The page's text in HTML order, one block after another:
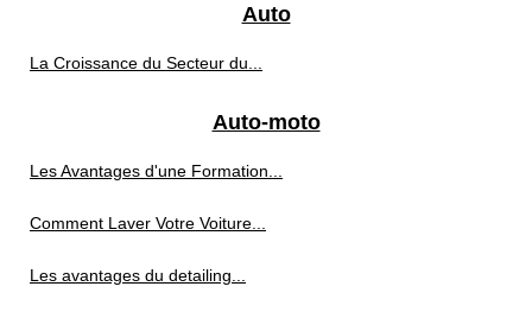
Auto
La Croissance du Secteur du...
Auto-moto
Les Avantages d'une Formation...
Comment Laver Votre Voiture...
Les avantages du detailing...